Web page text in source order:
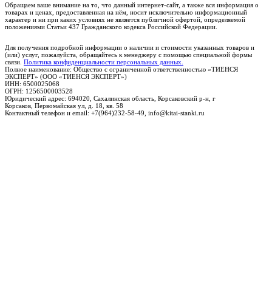
Обращаем ваше внимание на то, что данный интернет-сайт, а также вся информация о
товарах и ценах, предоставленная на нём, носит исключительно информационный
характер и ни при каких условиях не является публичной офертой, определяемой
положениями Статьи 437 Гражданского кодекса Российской Федерации.
Для получения подробной информации о наличии и стоимости указанных товаров и
(или) услуг, пожалуйста, обращайтесь к менеджеру с помощью специальной формы
связи. Политика конфиденциальности персональных данных.
Полное наименование: Общество с ограниченной ответственностью «ТИЕНСЯ
ЭКСПЕРТ» (ООО «ТИЕНСЯ ЭКСПЕРТ»)
ИНН: 6500025068
ОГРН: 1256500003528
Юридический адрес: 694020, Сахалинская область, Корсаковский р-н, г
Корсаков, Первомайская ул, д. 18, кв. 58
Контактный телефон и email: +7(964)232-58-49, info@kitai-stanki.ru